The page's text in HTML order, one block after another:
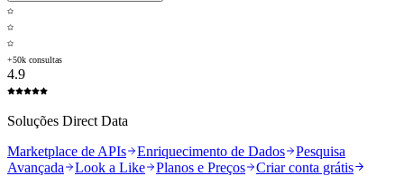
+50k consultas
4.9
Soluções Direct Data
Marketplace de APIs
Enriquecimento de Dados
Pesquisa
Avançada
Look a Like Planos e Preços Criar conta grátis